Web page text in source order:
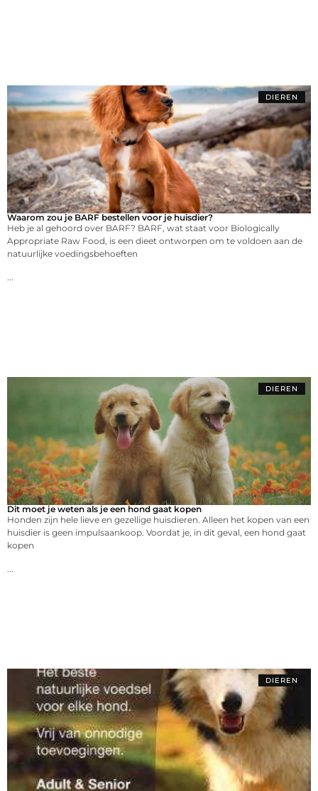
DIEREN
Waarom zou je BARF bestellen voor je huisdier?
Heb je al gehoord over BARF? BARF, wat staat voor Biologically
Appropriate Raw Food, is een dieet ontworpen om te voldoen aan de
natuurlijke voedingsbehoeften
DIEREN
Dit moet je weten als je een hond gaat kopen
Honden zijn hele lieve en gezellige huisdieren. Alleen het kopen van een
huisdier is geen impulsaankoop. Voordat je, in dit geval, een hond gaat
kopen
DIEREN